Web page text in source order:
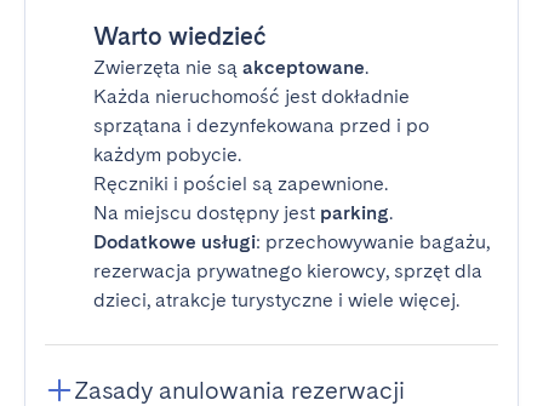
Warto wiedzieć
Zwierzęta nie są akceptowane.
Każda nieruchomość jest dokładnie
sprzątana i dezynfekowana przed i po
każdym pobycie.
Ręczniki i pościel są zapewnione.
Na miejscu dostępny jest parking.
Dodatkowe usługi: przechowywanie bagażu,
rezerwacja prywatnego kierowcy, sprzęt dla
dzieci, atrakcje turystyczne i wiele więcej.
Zasady anulowania rezerwacji